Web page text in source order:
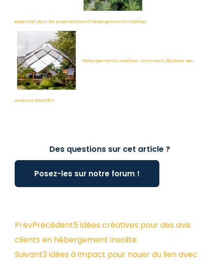
essentiel pour les propriétaires d’hébergements insolites
Hébergements insolites : comment déclarer ses
revenus locatifs ?
Des questions sur cet article ?
Posez-les sur notre forum !
PrevPrécédent5 idées créatives pour des avis
clients en hébergement insolite
Suivant3 idées à impact pour nouer du lien avec